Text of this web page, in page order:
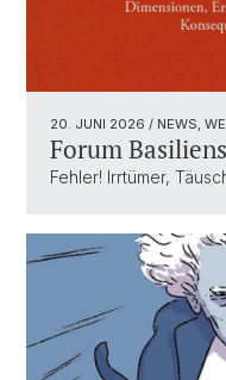
20. JUNI 2026 / NEWS,
Forum
Fehler! Irrtümer,